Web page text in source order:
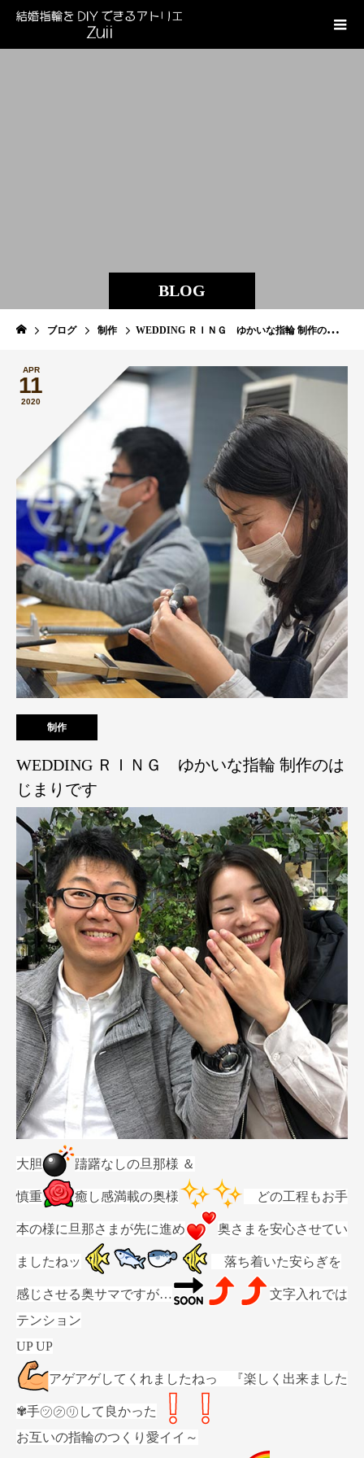
BLOG
ブログ 制作 WEDDING ＲＩＮＧ ゆかいな指輪 制作のはじまりです
APR
11
2020
制作
WEDDING ＲＩＮＧ ゆかいな指輪 制作のは
じまりです
大胆 躊躇なしの旦那様 ＆
慎重 癒し感満載の奥様 どの工程もお手
本の様に旦那さまが先に進め 奥さまを安心させてい
ましたねッ 落ち着いた安らぎを
感じさせる奥サマですが…
文字入れでは
テンション
UP UP
アゲアゲしてくれましたねっ 『楽しく出来ました
✾手㋡㋗㋷して良かった
お互いの指輪のつくり愛イイ～